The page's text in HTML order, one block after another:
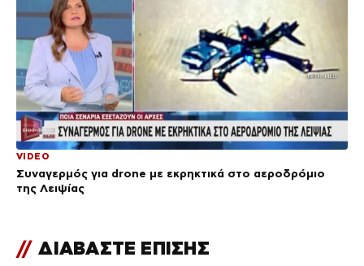
VIDEO
Συναγερμός για drone με εκρηκτικά στο αεροδρόμιο
της Λειψίας
// ΔΙΑΒΑΣΤΕ ΕΠΙΣΗΣ